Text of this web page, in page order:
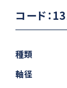
製品情報
事例紹介
コード：
種類
軸径